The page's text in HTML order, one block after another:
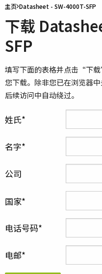
主页 Datasheet - SW-4000T-SFP
下载
SFP
填写下面的表格并点击“下
您下载。除非您已在浏览器
后续访问中自动绕过。
姓氏
名字
公司
国家
电话号码
电邮